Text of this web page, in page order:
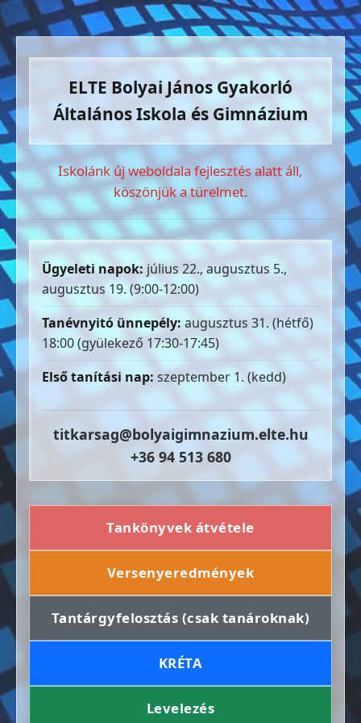
ELTE Bolyai János Gyakorló
Általános Iskola és Gimnázium
Iskolánk új weboldala fejlesztés alatt áll,
köszönjük a türelmet.
Ügyeleti napok: július 22., augusztus 5.,
augusztus 19. (9:00-12:00)
Tanévnyitó ünnepély: augusztus 31. (hétfő)
18:00 (gyülekező 17:30-17:45)
Első tanítási nap: szeptember 1. (kedd)
titkarsag@bolyaigimnazium.elte.hu
+36 94 513 680
Tankönyvek átvétele
Versenyeredmények
Tantárgyfelosztás (csak tanároknak)
KRÉTA
Levelezés